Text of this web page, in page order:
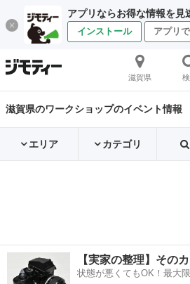
アプリならお得な情報を見
インストール アプリ
滋賀県
滋賀県のワークショップのイベント情報
エリア カテゴリ
【実家の整理】その
状態が悪くてもOK！最大